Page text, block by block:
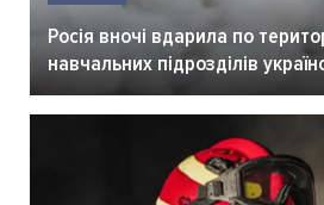
Росія вночі вдарила по
навчальних підрозділів